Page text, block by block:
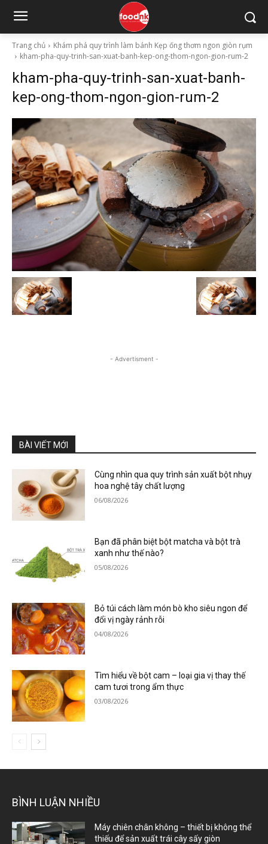
Trang chủ
Khám phá quy trình làm bánh Kẹp ống thơm ngon giòn rụm
kham-pha-quy-trinh-san-xuat-banh-kep-ong-thom-ngon-gion-rum-2
kham-pha-quy-trinh-san-xuat-banh-
kep-ong-thom-ngon-gion-rum-2
- Advertisment -
BÀI VIẾT MỚI
Cùng nhìn qua quy trình sản xuất bột nhụy
hoa nghệ tây chất lượng
06/08/2026
Bạn đã phân biệt bột matcha và bột trà
xanh như thế nào?
05/08/2026
Bỏ túi cách làm món bò kho siêu ngon để
đổi vị ngày rảnh rỗi
04/08/2026
Tìm hiểu về bột cam – loại gia vị thay thế
cam tươi trong ẩm thực
03/08/2026
BÌNH LUẬN NHIỀU
Máy chiên chân không – thiết bị không thể
thiếu để sản xuất trái cây sấy giòn